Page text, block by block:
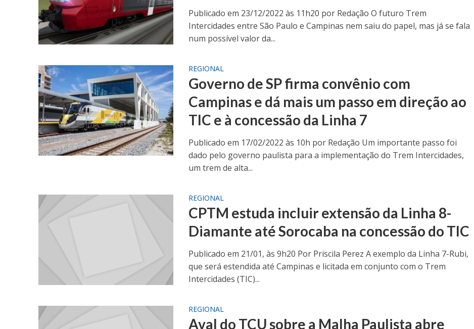
Publicado em 23/12/2022 às 11h20 por Redação O futuro Trem
Intercidades entre São Paulo e Campinas nem saiu do papel, mas já se fala
num possível valor da...
REGIONAL
Governo de SP firma convênio com
Campinas e dá mais um passo em direção ao
TIC e à concessão da Linha 7
Publicado em 17/02/2022 às 10h por Redação Um importante passo foi
dado pelo governo paulista para a implementação do Trem Intercidades,
um trem de alta...
REGIONAL
CPTM estuda incluir extensão da Linha 8-
Diamante até Sorocaba na concessão do TIC
Publicado em 21/01, às 9h20 Por Priscila Perez A exemplo da Linha 7-Rubi,
que será estendida até Campinas e licitada em conjunto com o Trem
Intercidades (TIC)...
REGIONAL
Aval do TCU sobre a Malha Paulista abre